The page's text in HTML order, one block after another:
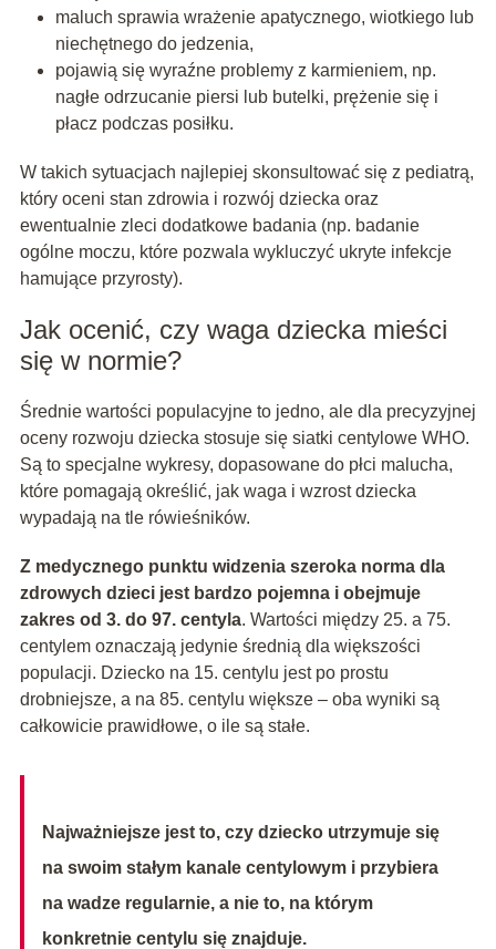
maluch sprawia wrażenie apatycznego, wiotkiego lub
niechętnego do jedzenia,
pojawią się wyraźne problemy z karmieniem, np.
nagłe odrzucanie piersi lub butelki, prężenie się i
płacz podczas posiłku.
W takich sytuacjach najlepiej skonsultować się z pediatrą,
który oceni stan zdrowia i rozwój dziecka oraz
ewentualnie zleci dodatkowe badania (np. badanie
ogólne moczu, które pozwala wykluczyć ukryte infekcje
hamujące przyrosty).
Jak ocenić, czy waga dziecka mieści
się w normie?
Średnie wartości populacyjne to jedno, ale dla precyzyjnej
oceny rozwoju dziecka stosuje się siatki centylowe WHO.
Są to specjalne wykresy, dopasowane do płci malucha,
które pomagają określić, jak waga i wzrost dziecka
wypadają na tle rówieśników.
Z medycznego punktu widzenia szeroka norma dla
zdrowych dzieci jest bardzo pojemna i obejmuje
zakres od 3. do 97. centyla. Wartości między 25. a 75.
centylem oznaczają jedynie średnią dla większości
populacji. Dziecko na 15. centylu jest po prostu
drobniejsze, a na 85. centylu większe – oba wyniki są
całkowicie prawidłowe, o ile są stałe.
Najważniejsze jest to, czy dziecko utrzymuje się
na swoim stałym kanale centylowym i przybiera
na wadze regularnie, a nie to, na którym
konkretnie centylu się znajduje.